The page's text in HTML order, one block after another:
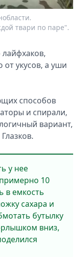
твари по паре".
от укусов, а уши
способов
и спирали,
вариант,
у нее
10
в емкость
сахара и
бутылку
вниз,